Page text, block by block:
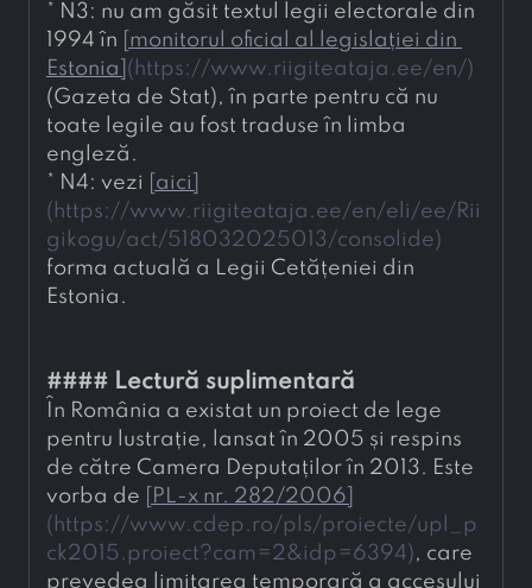
* N3: nu am găsit textul legii electorale din
1994 în
monitorul oficial al legislației din
Estonia ( https://www.riigiteataja.ee/en/)
(Gazeta de Stat), în parte pentru că nu
toate legile au fost traduse în limba
engleză.
* N4: vezi aici
( https://www.riigiteataja.ee/en/eli/ee/Rii
gikogu/act/518032025013/consolide)
forma actuală a Legii Cetățeniei din
Estonia.
#### Lectură suplimentară
În România a existat un proiect de lege
pentru lustrație, lansat în 2005 și respins
de către Camera Deputaților în 2013. Este
vorba de
PL-x nr. 282/2006
( https://www.cdep.ro/pls/proiecte/upl_p
ck2015.proiect?cam=2&idp=6394), care
prevedea limitarea temporară a accesului